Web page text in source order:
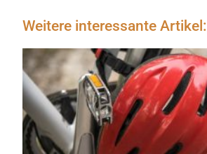
Weitere interessante Artikel: